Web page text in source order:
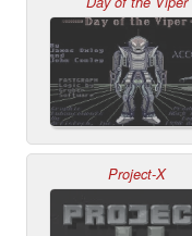
Project-X